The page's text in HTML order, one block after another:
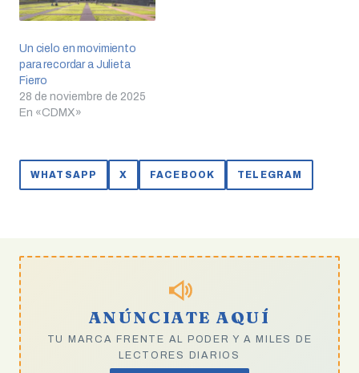
Un cielo en movimiento
para recordar a Julieta
Fierro
28 de noviembre de 2025
En «CDMX»
WHATSAPP X FACEBOOK TELEGRAM
ANÚNCIATE AQUÍ
TU MARCA FRENTE AL PODER Y A MILES DE
LECTORES DIARIOS